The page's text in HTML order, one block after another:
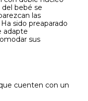
del bebé se
las
sido preaparado
adapte
sus
cuenten con un